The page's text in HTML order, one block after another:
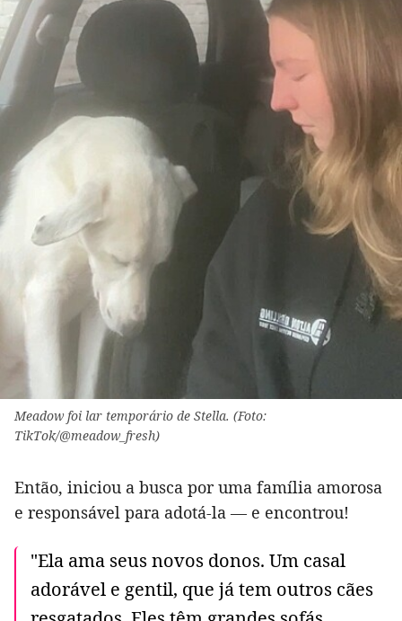
Meadow foi lar temporário de Stella. (Foto:
TikTok/@meadow_fresh)
Então, iniciou a busca por uma família amorosa
e responsável para adotá-la — e encontrou!
"Ela ama seus novos donos. Um casal
adorável e gentil, que já tem outros cães